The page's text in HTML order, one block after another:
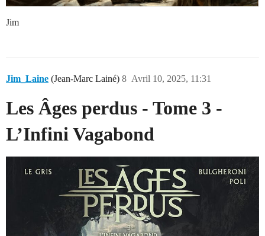
Jim
Jim_Laine (Jean-Marc Lainé) Avril 10, 2025, 11:31
8
Les Âges perdus - Tome 3 -
L’Infini Vagabond